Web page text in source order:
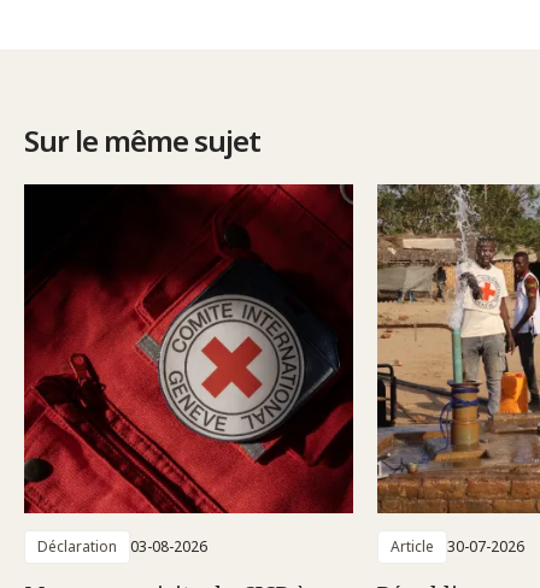
Sur le même sujet
Déclaration 03-08-2026 Article 30-07-2026